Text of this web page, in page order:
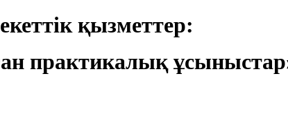
қызметтер:
практикалық